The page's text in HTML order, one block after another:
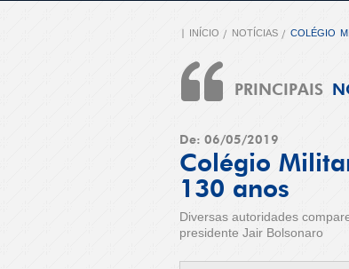
INÍCIO NOTÍCIAS COLÉGIO
PRINCIPAIS
De: 06/05/2019
Colégio
130 anos
Diversas autoridades
presidente Jair Bolsonaro